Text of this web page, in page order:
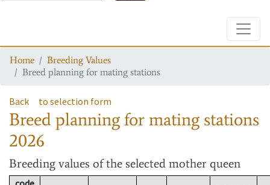
Home
Breeding Values
Breed planning for mating stations
Back to selection form
Breed planning for mating stations
2026
Breeding values of the selected mother queen